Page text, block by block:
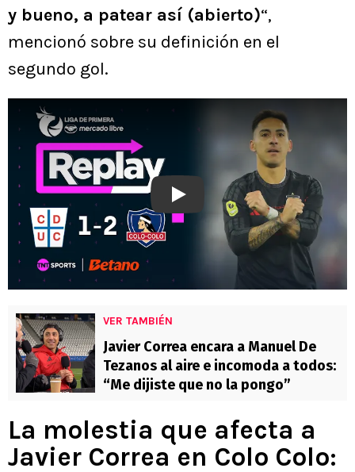
y bueno, a patear así (abierto)“,
mencionó sobre su definición en el
segundo gol.
Play
VER TAMBIÉN
Javier Correa encara a Manuel De
Tezanos al aire e incomoda a todos:
“Me dijiste que no la pongo”
La molestia que afecta a
Javier Correa en Colo Colo: